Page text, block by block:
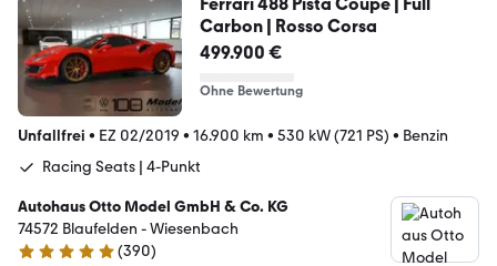
Carbon | Rosso Corsa
499.900 €
Ohne Bewertung
Unfallfrei • EZ 02/2019 • 16.900 km • 530 kW (721 PS) • Benzin
Racing Seats | 4-Punkt
Autohaus Otto Model GmbH & Co. KG
74572 Blaufelden - Wiesenbach
5 Sterne
(390)